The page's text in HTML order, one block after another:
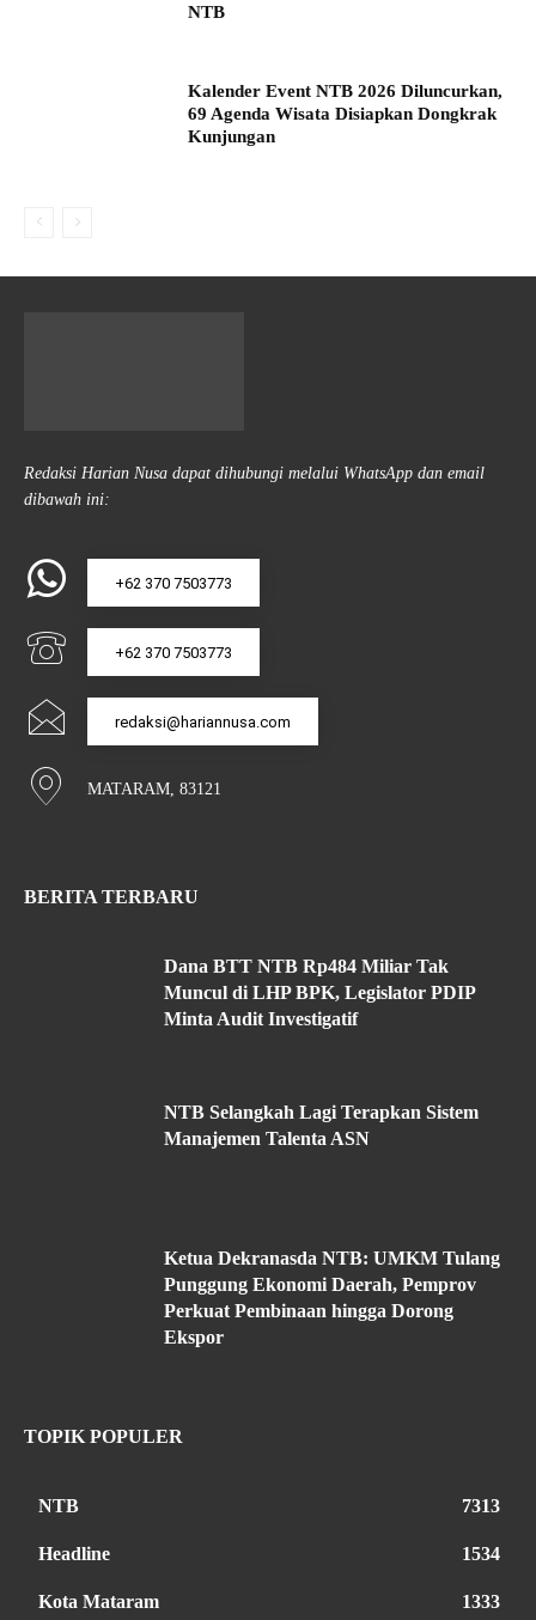
NTB
Kalender Event NTB 2026 Diluncurkan,
69 Agenda Wisata Disiapkan Dongkrak
Kunjungan
Redaksi Harian Nusa dapat dihubungi melalui WhatsApp dan email
dibawah ini:
+62 370 7503773
+62 370 7503773
redaksi@hariannusa.com
MATARAM, 83121
BERITA TERBARU
Dana BTT NTB Rp484 Miliar Tak
Muncul di LHP BPK, Legislator PDIP
Minta Audit Investigatif
NTB Selangkah Lagi Terapkan Sistem
Manajemen Talenta ASN
Ketua Dekranasda NTB: UMKM Tulang
Punggung Ekonomi Daerah, Pemprov
Perkuat Pembinaan hingga Dorong
Ekspor
TOPIK POPULER
NTB 7313
Headline 1534
Kota Mataram 1333